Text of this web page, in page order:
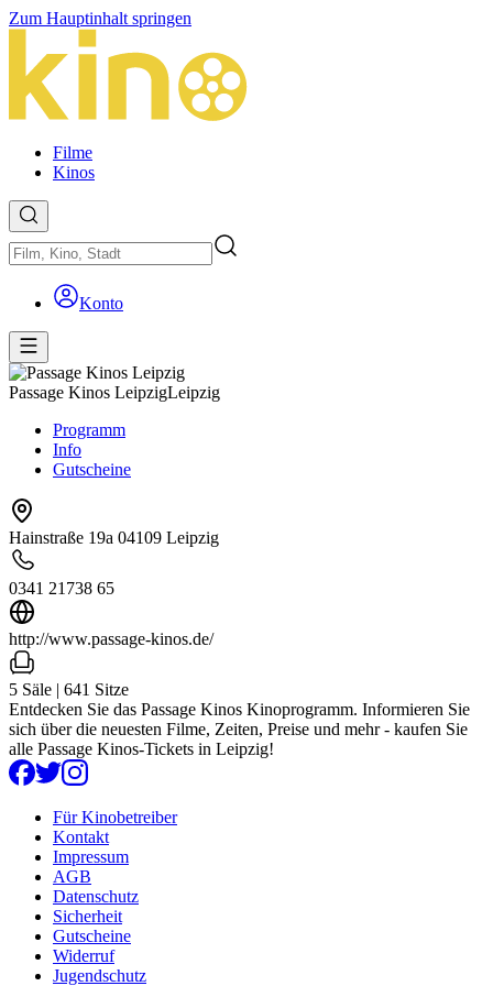
Zum Hauptinhalt springen
Filme
Kinos
Konto
Passage Kinos LeipzigLeipzig
Programm
Info
Gutscheine
Hainstraße 19a 04109 Leipzig
0341 21738 65
http://www.passage-kinos.de/
5 Säle | 641 Sitze
Entdecken Sie das Passage Kinos Kinoprogramm. Informieren Sie
sich über die neuesten Filme, Zeiten, Preise und mehr - kaufen Sie
alle Passage Kinos-Tickets in Leipzig!
Für Kinobetreiber
Kontakt
Impressum
AGB
Datenschutz
Sicherheit
Gutscheine
Widerruf
Jugendschutz